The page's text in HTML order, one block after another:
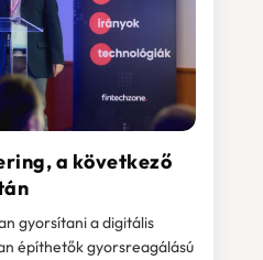
a következő
gyorsítani a digitális
építhetők gyorsreagálású